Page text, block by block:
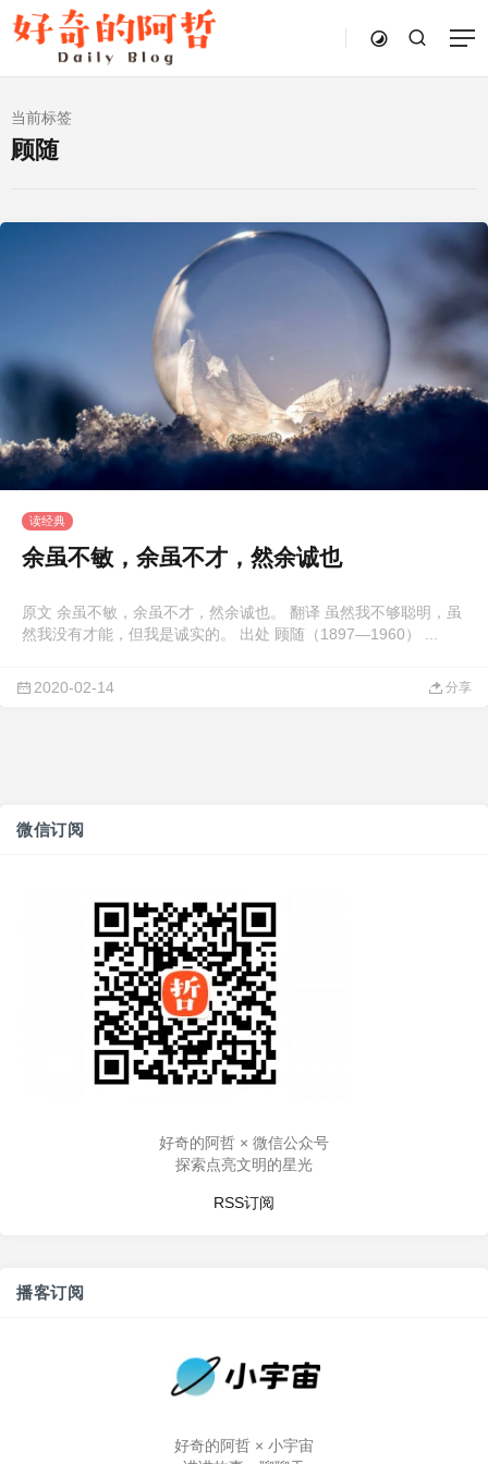
当前标签
顾随
读经典
余虽不敏，余虽不才，然余诚也
原文 余虽不敏，余虽不才，然余诚也。 翻译 虽然我不够聪明，虽
然我没有才能，但我是诚实的。 出处 顾随（1897—1960） ...
2020-02-14 分享
微信订阅
好奇的阿哲 × 微信公众号
探索点亮文明的星光
RSS订阅
播客订阅
好奇的阿哲 × 小宇宙